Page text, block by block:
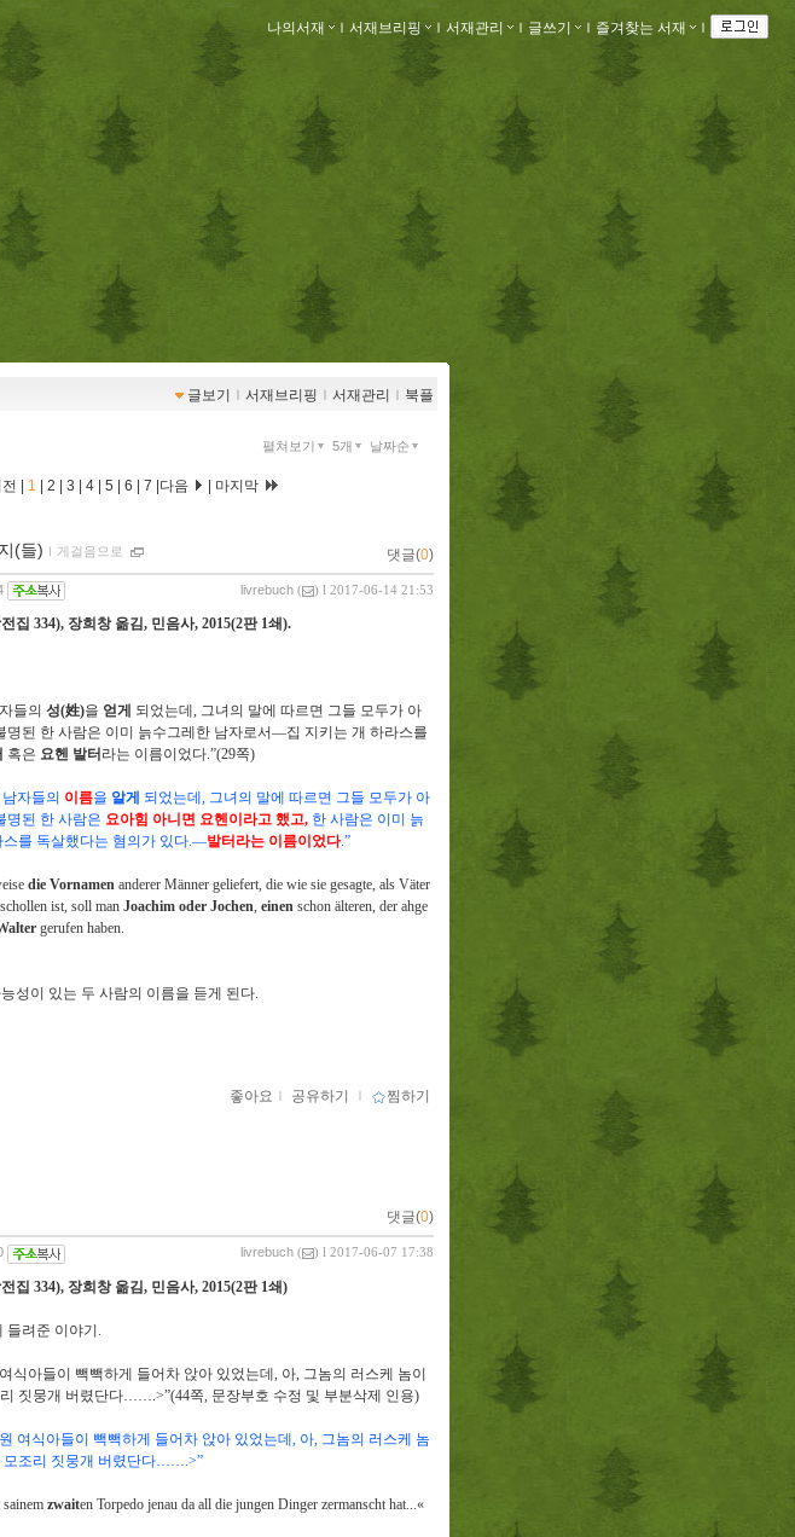
나의서재 ｌ 서재브리핑 ｌ 서재관리 ｌ 글쓰기 ｌ 즐겨찾는 서재 ｌ
글보기 ｌ 서재브리핑 ｌ 서재관리 ｌ 북플
펼쳐보기 5개 날짜순
| 1 2 3 4 5 6 7 다음 마지막
(들) ｌ 게걸음으로 댓글(0)
livrebuch ( ) l 2017-06-14 21:53
집 334), 장희창 옮김, 민음사, 2015(2판 1쇄).
들의 성(姓)을 얻게 되었는데 , 그녀의 말에 따르면 그들 모두가 아
명된 한 사람은 이미 늙수그레한 남자로서—집 지키는 개 하라스를
혹은 요헨 발터 라는 이름이었다.”(29쪽)
자들의 이름을 알게 되었는데 , 그녀의 말에 따르면 그들 모두가 아
명된 한 사람은 요아힘 아니면 요헨이라고 했고, 한 사람은 이미 늙
를 독살했다는 혐의가 있다.—발터라는 이름이었다.”
die Vornamen anderer Männer geliefert, die wie sie gesagte, als Väter
ist, soll man Joachim oder Jochen, einen schon älteren, der ahge
gerufen haben.
성이 있는 두 사람의 이름을 듣게 된다.
좋아요 ｌ 공유하기 ｌ 찜하기
댓글(0)
livrebuch ( ) l 2017-06-07 17:38
집 334), 장희창 옮김, 민음사, 2015(2판 1쇄)
려준 이야기 .
식아들이 빽빽하게 들어차 앉아 있었는데 , 아, 그놈의 러스케 놈이
짓뭉개 버렸단다…….>”(44쪽, 문장부호 수정 및 부분삭제 인용)
여식아들이 빽빽하게 들어차 앉아 있었는데 , 아, 그놈의 러스케 놈
조리 짓뭉개 버렸단다…….>”
zwaiten Torpedo jenau da all die jungen Dinger zermanscht hat...«